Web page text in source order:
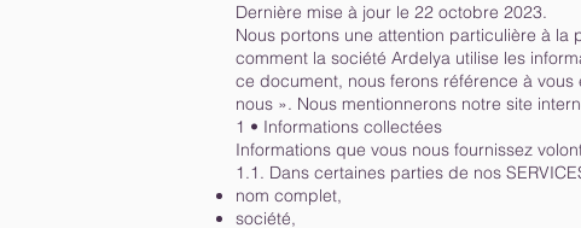
Dernière mise à jour le 22 octobre 2023.
Nous portons une attention particulière à
comment la société Ardelya utilise les
ce document, nous ferons référence à
nous ». Nous mentionnerons notre site
1 • Informations collectées
Informations que vous nous fournissez
1.1. Dans certaines parties de nos
nom complet,
société,